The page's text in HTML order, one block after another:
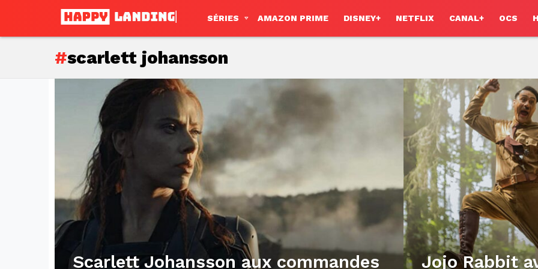
SÉRIES AMAZON PRIME DISNEY+ NETFLIX CANAL+ OCS
scarlett johansson
Latest
stories
Scarlett Johansson aux commandes
Jojo Rabbit